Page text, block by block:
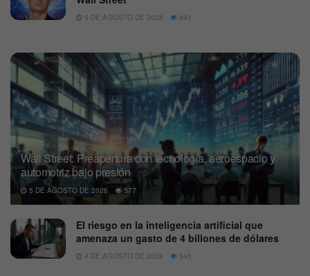
5 DE AGOSTO DE 2026 691
Wall Street: Preapertura con tecnología, aeroespacio y
automotriz bajo presión
5 DE AGOSTO DE 2026 577
El riesgo en la inteligencia artificial que
amenaza un gasto de 4 billones de dólares
4 DE AGOSTO DE 2026 545